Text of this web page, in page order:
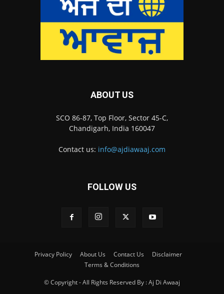
ABOUT US
SCO 86-87, Top Floor, Sector 45-C,
Chandigarh, India 160047
Contact us: info@ajdiawaaj.com
FOLLOW US
Privacy Policy About Us Contact Us
Disclaimer
Terms & Conditions
© Copyright - All Rights Reserved By : Aj Di Awaaj